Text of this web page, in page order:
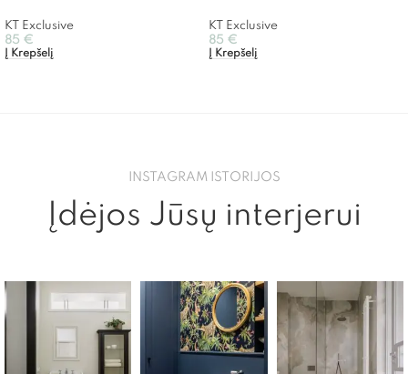
KT Exclusive
85 €
Į Krepšelį
KT Exclusive
85 €
Į Krepšelį
INSTAGRAM ISTORIJOS
Įdėjos Jūsų interjerui